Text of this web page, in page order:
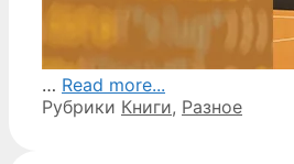
… Read more...
Рубрики Книги, Разное